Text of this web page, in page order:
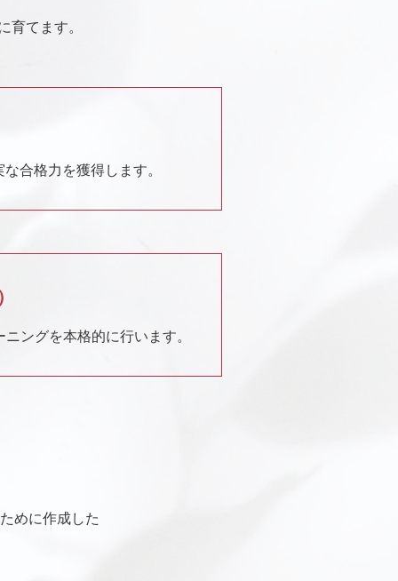
育てます。
合格力を獲得します。
ニングを本格的に行います。
めに作成した